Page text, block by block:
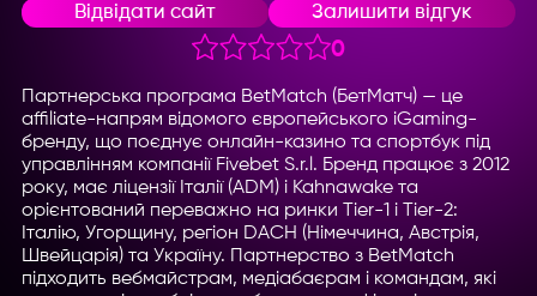
Відвідати сайт Залишити відгук
0
Партнерська програма BetMatch (БетМатч) — це
affiliate-напрям відомого європейського iGaming-
бренду, що поєднує онлайн-казино та спортбук під
управлінням компанії Fivebet S.r.l. Бренд працює з 2012
року, має ліцензії Італії (ADM) і Kahnawake та
орієнтований переважно на ринки Tier-1 і Tier-2:
Італію, Угорщину, регіон DACH (Німеччина, Австрія,
Швейцарія) та Україну. Партнерство з BetMatch
підходить вебмайстрам, медіабаєрам і командам, які